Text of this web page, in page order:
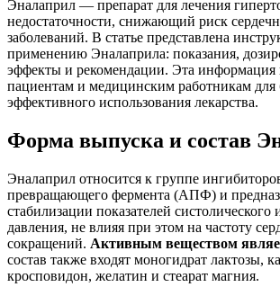
Эналаприл — препарат для лечения
недостаточности, снижающий риск
заболеваний. В статье представлена
применению Эналаприла: показания,
эффекты и рекомендации. Эта информация
пациентам и медицинским работникам для
эффективного использования лекарства.
Форма выпуска и состав
Эналаприл относится к группе
превращающего фермента (АПФ) и
стабилизации показателей систолического
давления, не влияя при этом на частоту
сокращений. Активным веществом
состав также входят моногидрат лактозы,
кросповидон, желатин и стеарат магния.